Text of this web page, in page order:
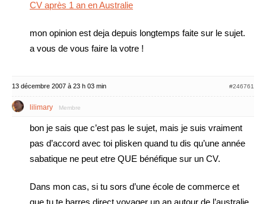
CV après 1 an en Australie
mon opinion est deja depuis longtemps faite sur le sujet.
a vous de vous faire la votre !
13 décembre 2007 à 23 h 03 min #246761
lilimary Membre
bon je sais que c’est pas le sujet, mais je suis vraiment
pas d’accord avec toi plisken quand tu dis qu’une année
sabatique ne peut etre QUE bénéfique sur un CV.
Dans mon cas, si tu sors d’une école de commerce et
que tu te barres direct voyager un an autour de l’australie